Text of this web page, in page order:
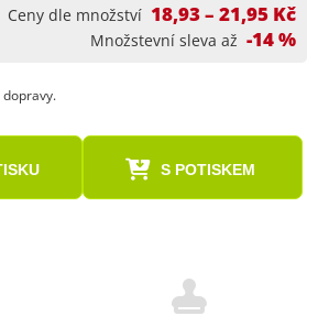
Ceny dle množství 18,93 – 21,95 Kč
Množstevní sleva až -14 %
dopravy.
S POTISKEM